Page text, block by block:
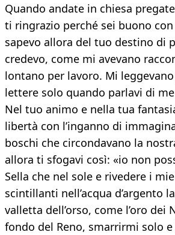
Quando andate in chiesa
ti ringrazio perché sei buono con
sapevo allora del tuo destino di
credevo, come mi avevano
lontano per lavoro. Mi
lettere solo quando parlavi di
Nel tuo animo e nella tua
libertà con l’inganno di
boschi che circondavano la
allora ti sfogavi così: «io non
Sella che nel sole e rivedere i
scintillanti nell’acqua d’argento
valletta dell’orso, come l’oro dei
fondo del Reno, smarrirmi solo